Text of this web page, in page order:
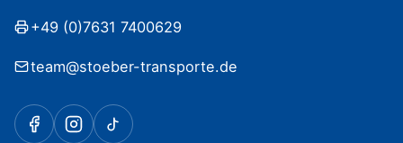
+49 (0)7631 7400629
team@stoeber-transporte.de